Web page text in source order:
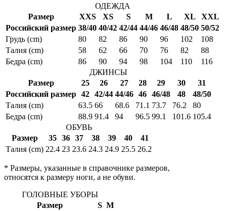
ОДЕЖДА
Размер
XXS XS S M L XL
XXL
Российский размер 38/40 40/42 42/44 44/46 46/48 48/50 50/52
Грудь (cm)
80 82 86 90 96 102
108
Талия (cm)
58 62 66 70 76 82
88
Бедра (cm)
86 90 94 98 104 110
116
ДЖИНСЫ
Размер
25 26 27 28 29 30
31
Российский размер 42 42/44 44/46 46 46/48 48
48/50
Талия (cm)
63.5 66 68.6 71.1 73.7 76.2
80
Бедра (cm)
88.9 91.4 94 96.5 99.1 101.6 105.4
ОБУВЬ
Размер
35 36 37 38 39 40
41
Талия (cm) 22.4 23 23.6 24.3 24.9 25.5 26.2
* Размеры, указанные в справочнике размеров,
относятся к размеру ноги, а не обуви.
ГОЛОВНЫЕ УБОРЫ
Размер
S M